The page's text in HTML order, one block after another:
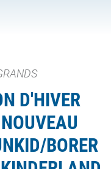
D'HIVER
BORER